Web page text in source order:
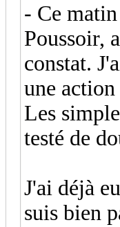
- Ce
Poussoir,
constat.
une
Les
testé de
J'ai déjà
suis bien